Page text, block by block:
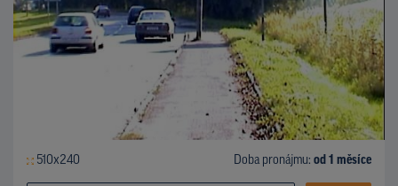
510x240 Doba pronájmu: od 1 měsíce